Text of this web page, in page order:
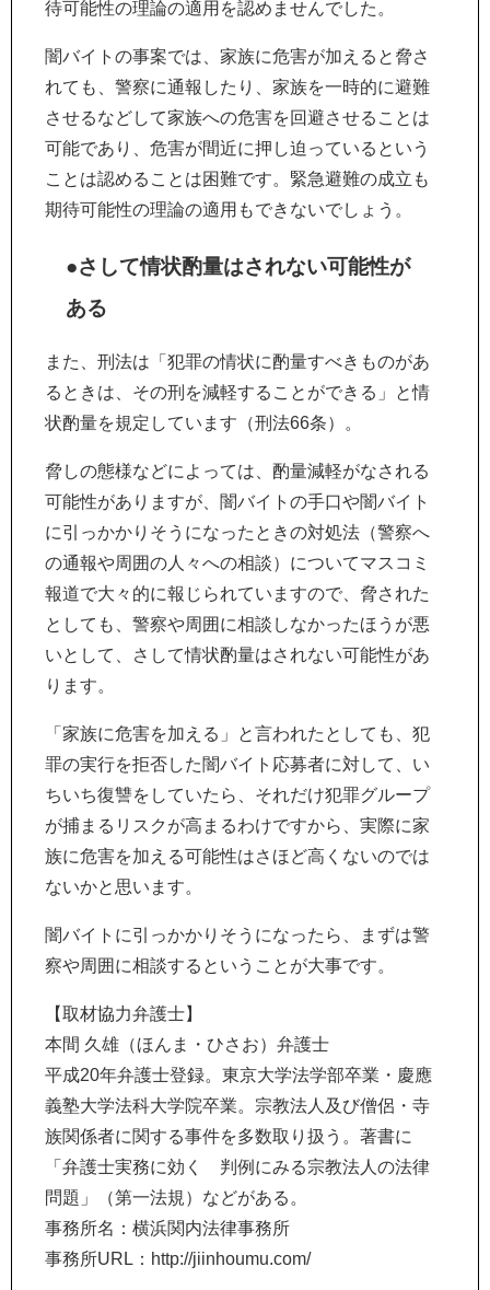
待可能性の理論の適用を認めませんでした。
闇バイトの事案では、家族に危害が加えると脅さ
れても、警察に通報したり、家族を一時的に避難
させるなどして家族への危害を回避させることは
可能であり、危害が間近に押し迫っているという
ことは認めることは困難です。緊急避難の成立も
期待可能性の理論の適用もできないでしょう。
●さして情状酌量はされない可能性が
ある
また、刑法は「犯罪の情状に酌量すべきものがあ
るときは、その刑を減軽することができる」と情
状酌量を規定しています（刑法66条）。
脅しの態様などによっては、酌量減軽がなされる
可能性がありますが、闇バイトの手口や闇バイト
に引っかかりそうになったときの対処法（警察へ
の通報や周囲の人々への相談）についてマスコミ
報道で大々的に報じられていますので、脅された
としても、警察や周囲に相談しなかったほうが悪
いとして、さして情状酌量はされない可能性があ
ります。
「家族に危害を加える」と言われたとしても、犯
罪の実行を拒否した闇バイト応募者に対して、い
ちいち復讐をしていたら、それだけ犯罪グループ
が捕まるリスクが高まるわけですから、実際に家
族に危害を加える可能性はさほど高くないのでは
ないかと思います。
闇バイトに引っかかりそうになったら、まずは警
察や周囲に相談するということが大事です。
【取材協力弁護士】
本間 久雄（ほんま・ひさお）弁護士
平成20年弁護士登録。東京大学法学部卒業・慶應
義塾大学法科大学院卒業。宗教法人及び僧侶・寺
族関係者に関する事件を多数取り扱う。著書に
「弁護士実務に効く 判例にみる宗教法人の法律
問題」（第一法規）などがある。
事務所名：横浜関内法律事務所
事務所URL：http://jiinhoumu.com/